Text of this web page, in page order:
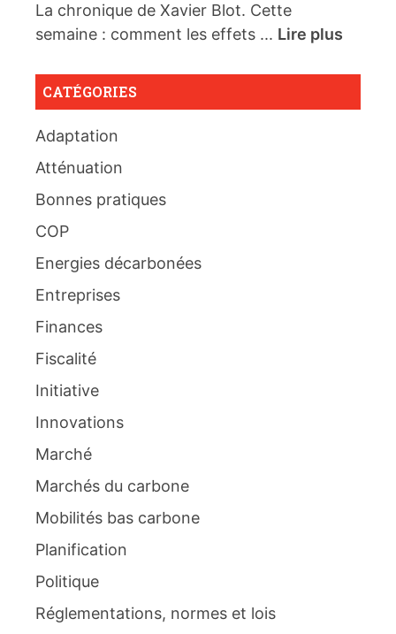
La chronique de Xavier Blot. Cette
semaine : comment les effets ... Lire plus
CATÉGORIES
Adaptation
Atténuation
Bonnes pratiques
COP
Energies décarbonées
Entreprises
Finances
Fiscalité
Initiative
Innovations
Marché
Marchés du carbone
Mobilités bas carbone
Planification
Politique
Réglementations, normes et lois